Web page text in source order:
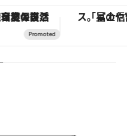
「大事なのは地域の意識を変えること」。ロレックス賞受賞の自然保護活動家が実現させたナイジェリアの自然環境の復活